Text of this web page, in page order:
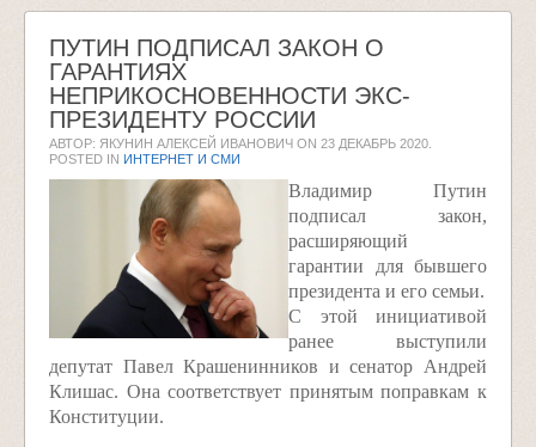
ПУТИН ПОДПИСАЛ ЗАКОН О
ГАРАНТИЯХ
НЕПРИКОСНОВЕННОСТИ ЭКС-
ПРЕЗИДЕНТУ РОССИИ
АВТОР: ЯКУНИН АЛЕКСЕЙ ИВАНОВИЧ ON 23 ДЕКАБРЬ 2020
POSTED IN ИНТЕРНЕТ И СМИ
Владимир Путин
подписал закон,
расширяющий
гарантии для бывшего
президента и его семьи.
С этой инициативой
ранее выступили
депутат Павел Крашенинников и сенатор Андрей
Клишас. Она соответствует принятым поправкам к
Конституции.